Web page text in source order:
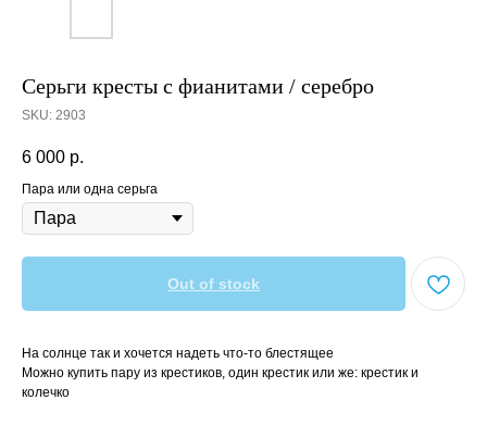
Серьги кресты с фианитами / серебро
SKU: 2903
6 000 р.
Пара или одна серьга
Out of stock
На солнце так и хочется надеть что-то блестящее
Можно купить пару из крестиков, один крестик или же: крестик и
колечко